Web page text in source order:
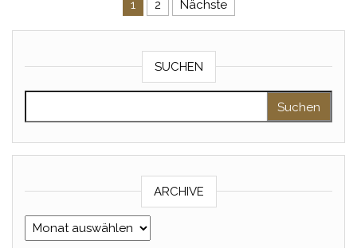
Beitragsnavigation
1 2 Nächste
SUCHEN
ARCHIVE
Archive